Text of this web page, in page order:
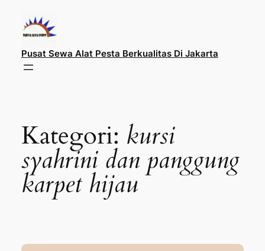
konten
Pusat Sewa Alat Pesta Berkualitas Di Jakarta
Kategori: kursi
syahrini dan panggung
karpet hijau